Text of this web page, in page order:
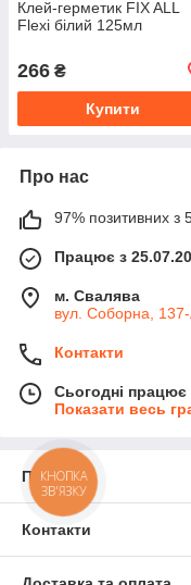
Клей-герметик FIX ALL
Flexi білий 125мл
266 ₴
Купити
Про нас
97% позитивних з
Працює з
м. Свалява
вул. Соборна,
Контакти
Сьогодні працює
Показати весь
Про нас
Контакти
КНОПКА
ЗВ'ЯЗКУ